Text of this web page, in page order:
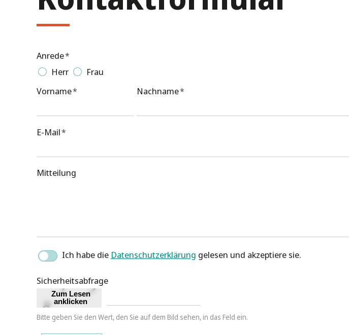
Anrede*
Herr
Frau
Vorname* Nachname*
E-Mail*
Mitteilung
Ich habe dieDatenschutzerklärung gelesen und akzeptiere sie.
Sicherheitsabfrage
Bitte geben Sie den Wert, den Sie auf dem Bild sehen, in das Feld ein.